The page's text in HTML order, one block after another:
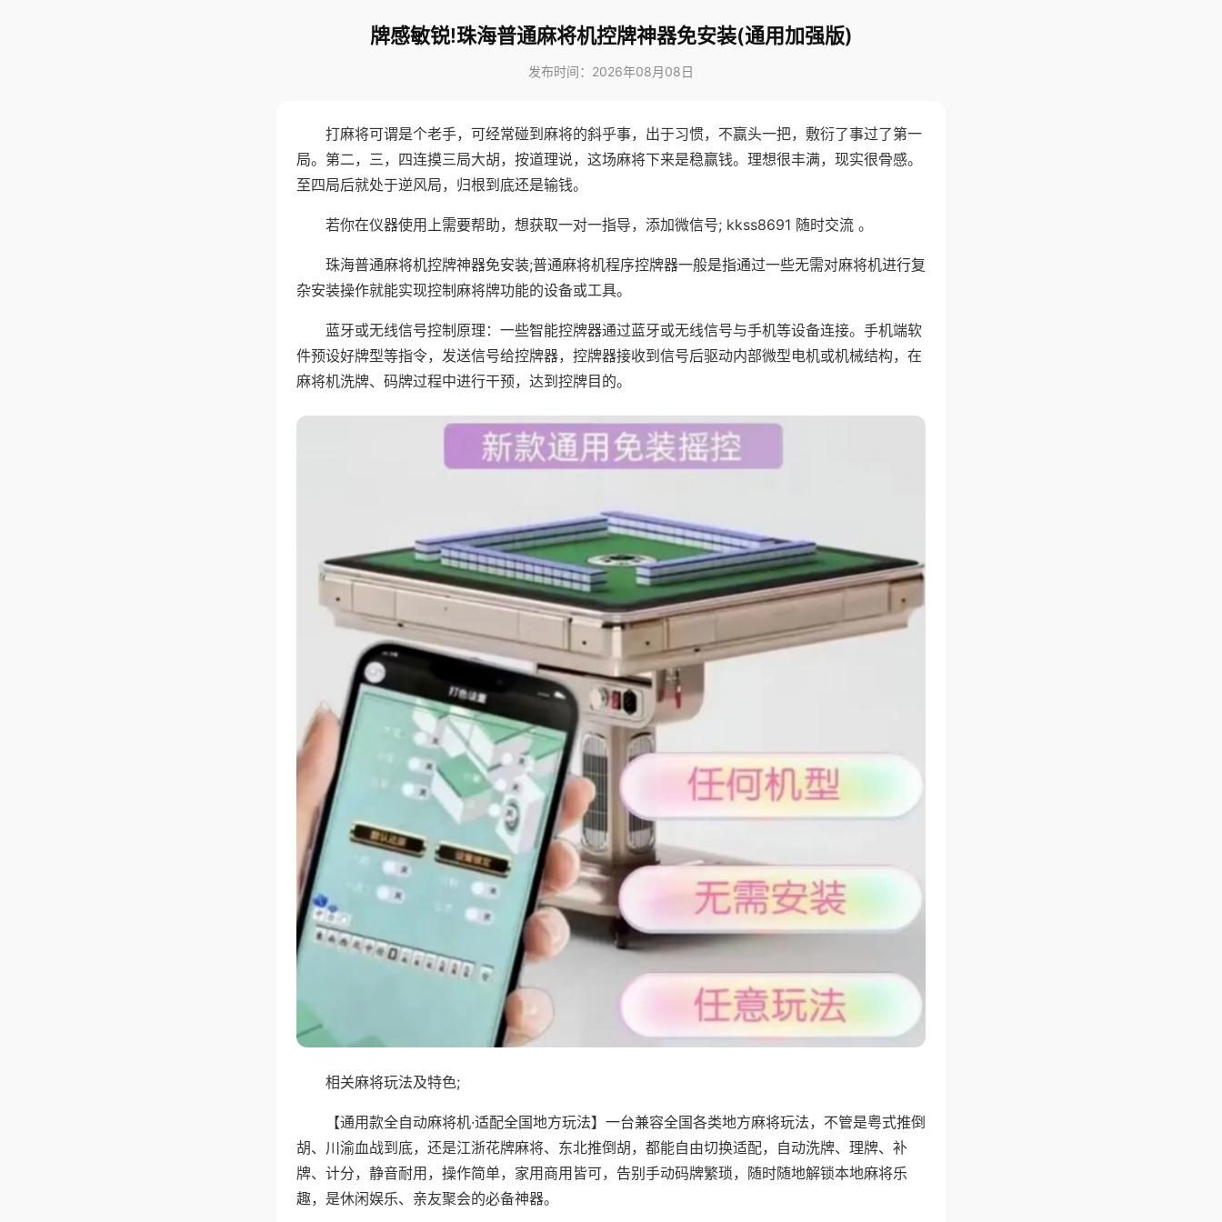
牌感敏锐!珠海普通麻将机控牌神器免安装(通用加强版)
发布时间：2026年08月08日
打麻将可谓是个老手，可经常碰到麻将的斜乎事，出于习惯，不赢头一把，敷衍了事过了第一
局。第二，三，四连摸三局大胡，按道理说，这场麻将下来是稳赢钱。理想很丰满，现实很骨感。
至四局后就处于逆风局，归根到底还是输钱。
若你在仪器使用上需要帮助，想获取一对一指导，添加微信号; kkss8691 随时交流 。
珠海普通麻将机控牌神器免安装;普通麻将机程序控牌器一般是指通过一些无需对麻将机进行复
杂安装操作就能实现控制麻将牌功能的设备或工具。
蓝牙或无线信号控制原理：一些智能控牌器通过蓝牙或无线信号与手机等设备连接。手机端软
件预设好牌型等指令，发送信号给控牌器，控牌器接收到信号后驱动内部微型电机或机械结构，在
麻将机洗牌、码牌过程中进行干预，达到控牌目的。
相关麻将玩法及特色;
【通用款全自动麻将机·适配全国地方玩法】一台兼容全国各类地方麻将玩法，不管是粤式推倒
胡、川渝血战到底，还是江浙花牌麻将、东北推倒胡，都能自由切换适配，自动洗牌、理牌、补
牌、计分，静音耐用，操作简单，家用商用皆可，告别手动码牌繁琐，随时随地解锁本地麻将乐
趣，是休闲娱乐、亲友聚会的必备神器。